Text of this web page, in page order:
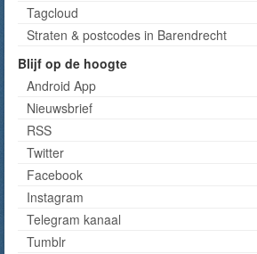
Tagcloud
Straten & postcodes in Barendrecht
Blijf op de hoogte
Android App
Nieuwsbrief
RSS
Twitter
Facebook
Instagram
Telegram kanaal
Tumblr